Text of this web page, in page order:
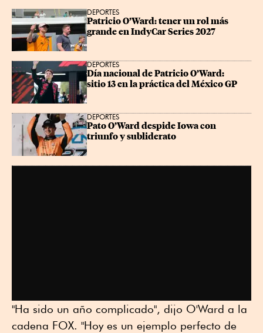
DEPORTES
Patricio O’Ward: tener un rol más
grande en IndyCar Series 2027
DEPORTES
Día nacional de Patricio O’Ward:
sitio 13 en la práctica del México GP
DEPORTES
Pato O’Ward despide Iowa con
triunfo y subliderato
"Ha sido un año complicado", dijo O'Ward a la
cadena FOX. "Hoy es un ejemplo perfecto de